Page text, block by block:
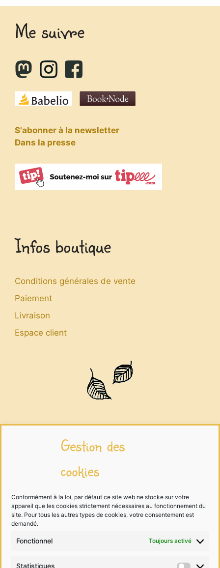
Gestion des
cookies
Conformément à la loi, par défaut ce site web ne stocke sur votre
appareil que les cookies strictement nécessaires au fonctionnement du
site. Pour tous les autres types de cookies, votre consentement est
demandé.
Fonctionnel Toujours activé
Statistiques
Me suivre
S'abonner à la newsletter
Dans la presse
Infos boutique
Conditions générales de vente
Paiement
Livraison
Espace client
Infos légales
Mentions légales
Traitement des données
Cookies
Me contacter